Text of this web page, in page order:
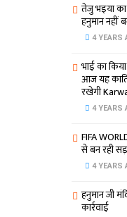
तेजु भइया
हनुमान नहीं
4 YEARS
भाई का
आज यह
रखेगी
4 YEARS
FIFA
से बन रही
4 YEARS
हनुमान जी
कार्रवाई